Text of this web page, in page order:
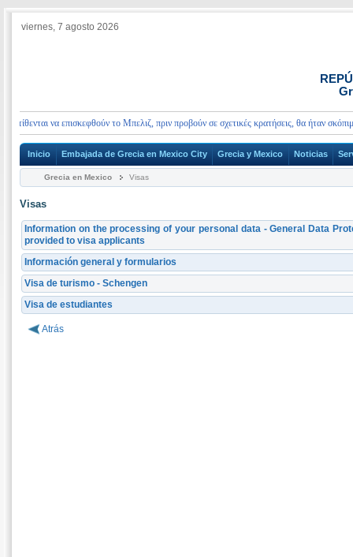
viernes, 7 agosto 2026
να επισκεφθούν το Μπελιζ, πριν προβούν σε σχετικές κρατήσεις, θα ήταν
Inicio Embajada de Grecia en Mexico City Grecia y Mexico Noticias
Grecia en Mexico Visas
Visas
Information on the processing of your personal data - General Data
provided to visa applicants
Información general y formularios
Visa de turismo - Schengen
Visa de estudiantes
Atrás